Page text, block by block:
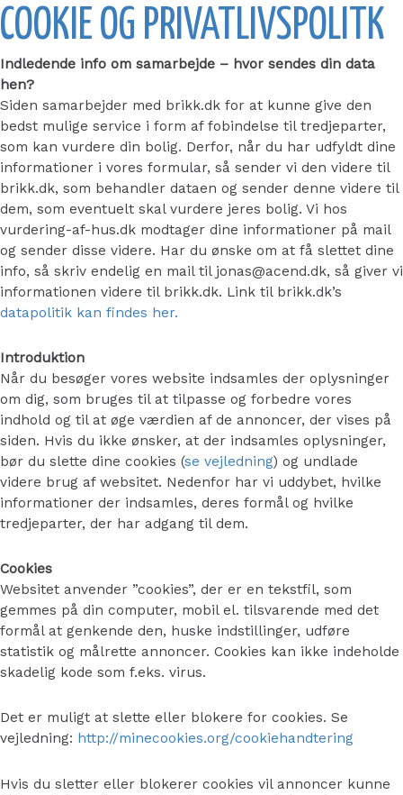
COOKIE OG PRIVATLIVSPOLITK
Indledende info om samarbejde – hvor sendes din data
hen?
Siden samarbejder med brikk.dk for at kunne give den
bedst mulige service i form af fobindelse til tredjeparter,
som kan vurdere din bolig. Derfor, når du har udfyldt dine
informationer i vores formular, så sender vi den videre til
brikk.dk, som behandler dataen og sender denne videre til
dem, som eventuelt skal vurdere jeres bolig. Vi hos
vurdering-af-hus.dk modtager dine informationer på mail
og sender disse videre. Har du ønske om at få slettet dine
info, så skriv endelig en mail til jonas@acend.dk, så giver vi
informationen videre til brikk.dk. Link til brikk.dk’s
datapolitik kan findes her.
Introduktion
Når du besøger vores website indsamles der oplysninger
om dig, som bruges til at tilpasse og forbedre vores
indhold og til at øge værdien af de annoncer, der vises på
siden. Hvis du ikke ønsker, at der indsamles oplysninger,
bør du slette dine cookies (se vejledning) og undlade
videre brug af websitet. Nedenfor har vi uddybet, hvilke
informationer der indsamles, deres formål og hvilke
tredjeparter, der har adgang til dem.
Cookies
Websitet anvender ”cookies”, der er en tekstfil, som
gemmes på din computer, mobil el. tilsvarende med det
formål at genkende den, huske indstillinger, udføre
statistik og målrette annoncer. Cookies kan ikke indeholde
skadelig kode som f.eks. virus.
Det er muligt at slette eller blokere for cookies. Se
vejledning: http://minecookies.org/cookiehandtering
Hvis du sletter eller blokerer cookies vil annoncer kunne